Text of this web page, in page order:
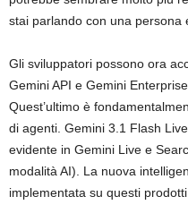
stai parlando con una persona
Gli sviluppatori possono ora
Gemini API e Gemini
Quest’ultimo è
di agenti. Gemini 3.1 Flash
evidente in Gemini Live e
modalità AI). La nuova
implementata su questi